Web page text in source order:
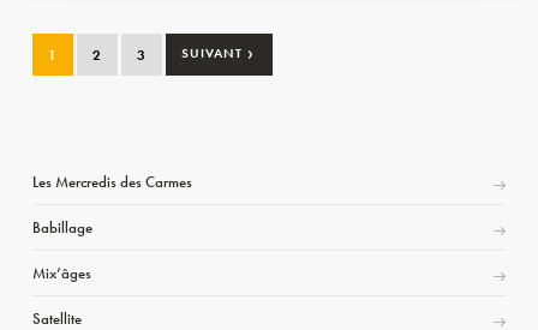
1 2 3 SUIVANT ›
Les Mercredis des Carmes
Babillage
Mix’âges
Satellite